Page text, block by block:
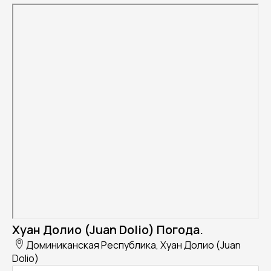
Хуан Долио (Juan Dolio) Погода.
Доминиканская Республика, Хуан Долио (Juan
Dolio)